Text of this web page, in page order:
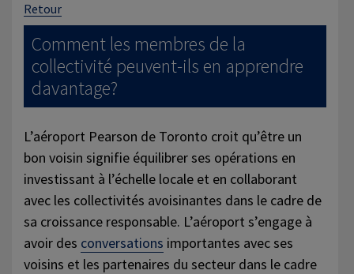
Retour
Comment les membres de la
collectivité peuvent-ils en apprendre
davantage?
L’aéroport Pearson de Toronto croit qu’être un
bon voisin signifie équilibrer ses opérations en
investissant à l’échelle locale et en collaborant
avec les collectivités avoisinantes dans le cadre de
sa croissance responsable. L’aéroport s’engage à
avoir des conversations importantes avec ses
voisins et les partenaires du secteur dans le cadre